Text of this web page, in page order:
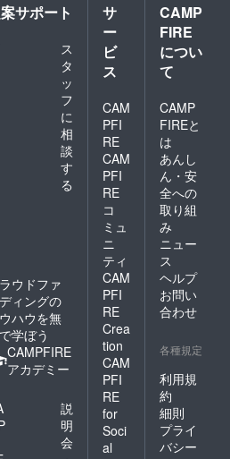
サポート
ス
タ
ッ
フ
に
相
談
す
る
ウドファ
ィングの
ハウを無
学ぼう
CAMPFIRE
アカデミー
説
明
会
サ
ー
ビ
ス
CAM
PFI
RE
CAM
PFI
RE
コ
ミュ
ニ
ティ
CAM
PFI
RE
Crea
tion
CAM
PFI
RE
for
Soci
al
CAMP
FIRE
につい
て
CAMP
FIREと
は
あんし
ん・安
全への
取り組
み
ニュー
ス
ヘルプ
お問い
合わせ
各種規定
利用規
約
細則
プライ
バシー